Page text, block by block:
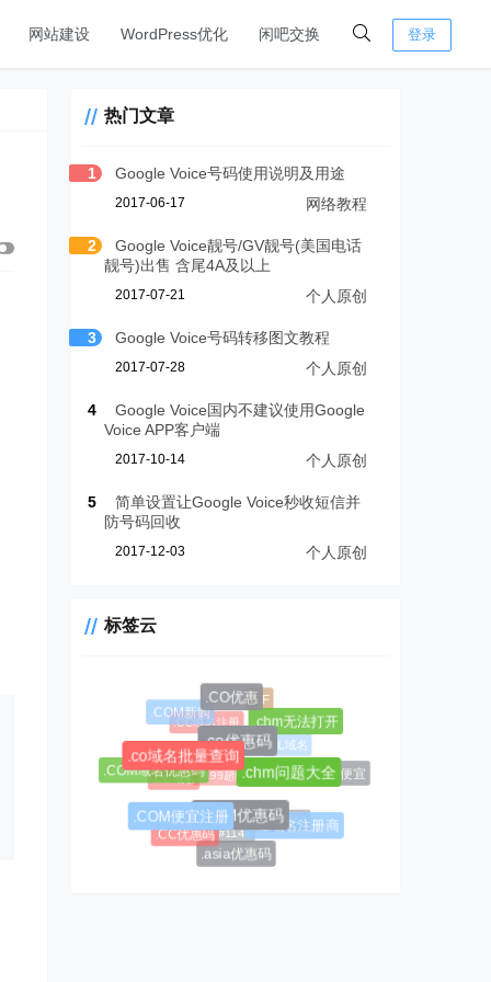
网站建设 WordPress优化 闲吧交换 登录
热门文章
1 Google Voice号码使用说明及用途
2017-06-17 网络教程
2
Google Voice靓号/GV靓号(美国电话
靓号)出售 含尾4A及以上
2017-07-21 个人原创
3 Google Voice号码转移图文教程
2017-07-28 个人原创
4
Google Voice国内不建议使用Google
Voice APP客户端
2017-10-14 个人原创
5
简单设置让Google Voice秒收短信并
防号码回收
2017-12-03 个人原创
标签云
#1045
#1146
$0.99超级优惠码
.AL域名
.AL域名哪里便宜
.AL域名注册商
.asia优惠码
.CC优惠码
.CC域名
.CC域名注册
.CF
.chm无法打开
.chm问题大全
.COM优惠码
.COM便宜注册
.COM域名优惠码
.COM新购
.CO优惠
.co优惠码
.co域名批量查询